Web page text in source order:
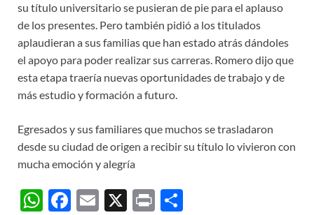
su título universitario se pusieran de pie para el aplauso
de los presentes. Pero también pidió a los titulados
aplaudieran a sus familias que han estado atrás dándoles
el apoyo para poder realizar sus carreras. Romero dijo que
esta etapa traería nuevas oportunidades de trabajo y de
más estudio y formación a futuro.
Egresados y sus familiares que muchos se trasladaron
desde su ciudad de origen a recibir su título lo vivieron con
mucha emoción y alegría
W F
E
X
P